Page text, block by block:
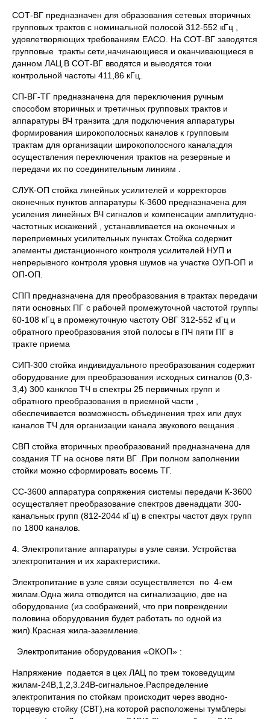
СОТ-ВГ предназначен для образования сетевых вторичных
групповых трактов с номинальной полосой 312-552 кГц ,
удовлетворяющих требованиям ЕАСО. На СОТ-ВГ заводятся
групповые тракты сети,начинающиеся и оканчивающиеся в
данном ЛАЦ.В СОТ-ВГ вводятся и выводятся токи
контрольной частоты 411,86 кГц.
СП-ВГ-ТГ предназначена для переключения ручным
способом вторичных и третичных групповых трактов и
аппаратуры ВЧ транзита ;для подключения аппаратуры
формирования широкополосных каналов к групповым
трактам для организации широкополосного канала;для
осуществления переключения трактов на резервные и
передачи их по соединительным линиям .
СЛУК-ОП стойка линейных усилителей и корректоров
оконечных пунктов аппаратуры К-3600 предназначена для
усиления линейных ВЧ сигналов и компенсации амплитудно-
частотных искажений , устанавливается на оконечных и
переприемных усилительных пунктах.Стойка содержит
элементы дистанционного контроля усилителей НУП и
непрерывного контроля уровня шумов на участке ОУП-ОП и
ОП-ОП.
СПП предназначена для преобразования в трактах передачи
пяти основных ПГ с рабочей промежуточной частотой группы
60-108 кГц в промежуточную частоту ОВГ 312-552 кГц и
обратного преобразования этой полосы в ПЧ пяти ПГ в
тракте приема
СИП-300 стойка индивидуального преобразования содержит
оборудование для преобразования исходных сигналов (0,3-
3,4) 300 канклов ТЧ в спектры 25 первичных групп и
обратного преобразования в приемной части ,
обеспечивается возможность объединения трех или двух
каналов ТЧ для организации канала звукового вещания .
СВП стойка вторичных преобразований предназначена для
создания ТГ на основе пяти ВГ .При полном заполнении
стойки можно сформировать восемь ТГ.
СС-3600 аппаратура сопряжения системы передачи К-3600
осуществляет преобразование спектров двенадцати 300-
канальных групп (812-2044 кГц) в спектры частот двух групп
по 1800 каналов.
4. Электропитание аппаратуры в узле связи. Устройства
электропитания и их характеристики.
Электропитание в узле связи осуществляется по 4-ем
жилам.Одна жила отводится на сигнализацию, две на
оборудование (из соображений, что при повреждении
половина оборудования будет работать по одной из
жил).Красная жила-заземление.
Электропитание оборудования «ОКОП» :
Напряжение подается в цех ЛАЦ по трем токоведущим
жилам-24В,1,2,3.24В-сигнальное.Распределение
электропитания по стойкам происходит через вводно-
торцевую стойку (СВТ),на которой расположены тумблеры